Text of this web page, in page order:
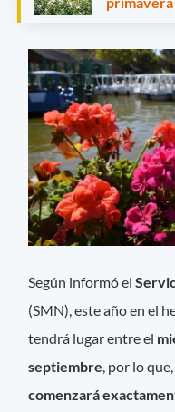
Según informó el
(SMN), este año en el
tendrá lugar entre el
septiembre, por lo
comenzará